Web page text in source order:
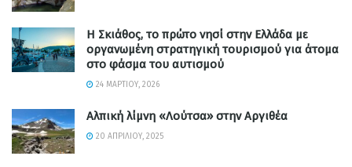
Η Σκιάθος, το πρώτο νησί στην Ελλάδα με
οργανωμένη στρατηγική τουρισμού για άτομα
στο φάσμα του αυτισμού
24 ΜΑΡΤΊΟΥ, 2026
Αλπική λίμνη «Λούτσα» στην Αργιθέα
20 ΑΠΡΙΛΊΟΥ, 2025